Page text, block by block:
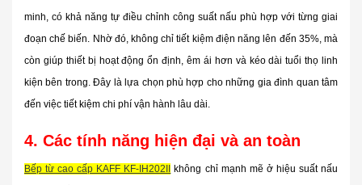
minh, có khả năng tự điều chỉnh công suất nấu phù hợp với từng giai
đoạn chế biến. Nhờ đó, không chỉ tiết kiệm điện năng lên đến 35%, mà
còn giúp thiết bị hoạt động ổn định, êm ái hơn và kéo dài tuổi thọ linh
kiện bên trong. Đây là lựa chọn phù hợp cho những gia đình quan tâm
đến việc tiết kiệm chi phí vận hành lâu dài.
4. Các tính năng hiện đại và an toàn
Bếp từ cao cấp KAFF KF-IH202II
không chỉ mạnh mẽ ở hiệu suất nấu